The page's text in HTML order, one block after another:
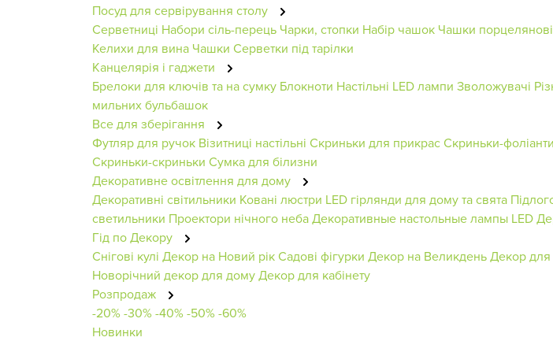
Посуд для сервірування столу
Серветниці Набори сіль-перець Чарки, стопки Набір чашок Чашки порцелянові
Келихи для вина Чашки Серветки під тарілки
Канцелярія і гаджети
Брелоки для ключів та на сумку Блокноти Настільні LED лампи Зволожувачі
мильних бульбашок
Все для зберігання
Футляр для ручок Візитниці настільні Скриньки для прикрасСкриньки-фоліанти
Скриньки-скриньки Сумка для білизни
Декоративне освітлення для дому
Декоративні світильники Ковані люстри LED гірлянди для дому та свята
светильники Проектори нічного небаДекоративные настольные лампы LED
Гід по Декору
Снігові кулі Декор на Новий рікСадові фігурки Декор на ВеликденьДекор для
Новорічний декор для домуДекор для кабінету
Розпродаж
-20%-30%-40%-50%-60%
Новинки